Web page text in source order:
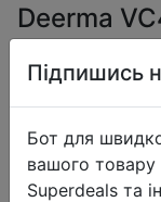
Deerma
Підпишись
Бот для
вашого товару
Superdeals та